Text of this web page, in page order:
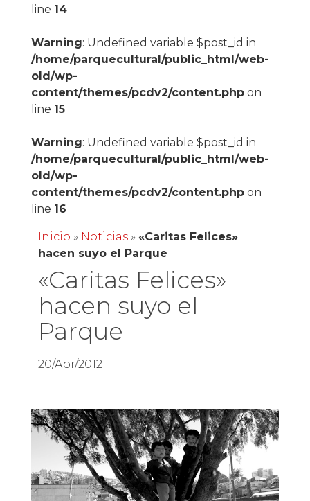
line 14
Warning: Undefined variable $post_id in
/home/parquecultural/public_html/web-
old/wp-
content/themes/pcdv2/content.phpon
line 15
Warning: Undefined variable $post_id in
/home/parquecultural/public_html/web-
old/wp-
content/themes/pcdv2/content.phpon
line 16
Inicio » Noticias» «Caritas Felices»
hacen suyo el Parque
«Caritas Felices»
hacen suyo el
Parque
20/Abr/2012